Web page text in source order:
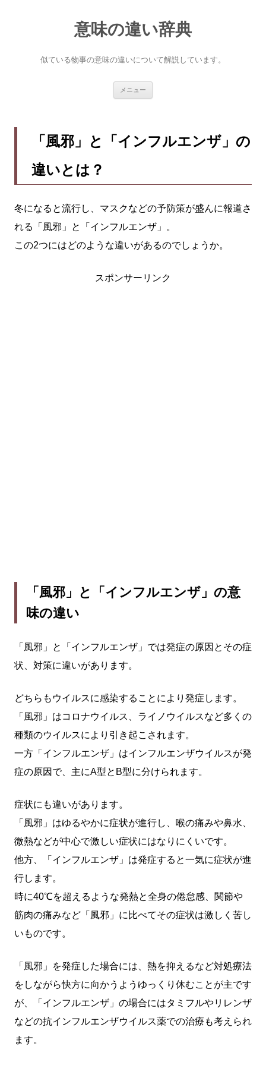
意味の違い辞典
似ている物事の意味の違いについて解説しています。
メニュー
ス
「風邪」と「インフルエンザ」の
違いとは？
冬になると流行し、マスクなどの予防策が盛んに報道さ
れる「風邪」と「インフルエンザ」。
この2つにはどのような違いがあるのでしょうか。
スポンサーリンク
「風邪」と「インフルエンザ」の意
味の違い
「風邪」と「インフルエンザ」では発症の原因とその症
状、対策に違いがあります。
どちらもウイルスに感染することにより発症します。
「風邪」はコロナウイルス、ライノウイルスなど多くの
種類のウイルスにより引き起こされます。
一方「インフルエンザ」はインフルエンザウイルスが発
症の原因で、主にA型とB型に分けられます。
症状にも違いがあります。
「風邪」はゆるやかに症状が進行し、喉の痛みや鼻水、
微熱などが中心で激しい症状にはなりにくいです。
他方、「インフルエンザ」は発症すると一気に症状が進
行します。
時に40℃を超えるような発熱と全身の倦怠感、関節や
筋肉の痛みなど「風邪」に比べてその症状は激しく苦し
いものです。
「風邪」を発症した場合には、熱を抑えるなど対処療法
をしながら快方に向かうようゆっくり休むことが主です
が、「インフルエンザ」の場合にはタミフルやリレンザ
などの抗インフルエンザウイルス薬での治療も考えられ
ます。